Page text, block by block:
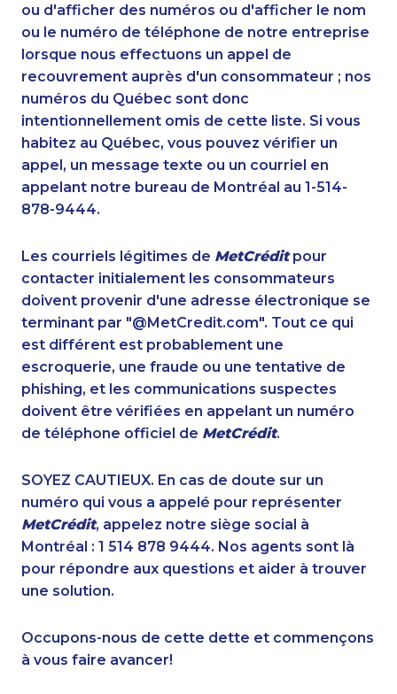
1-604-282-3651
1-877-788-1055
1-416-239-7116
1-778-588-9275
1-778-401-7173
1-418-480-5873
1-416-907-9634
1-587-319-2093
1-778-403-4610
1-587-316-3325
1-416-243-5723
1-647-715-9379
1-587-328-6625
1-289-777-9443
1-780-936-8221
1-579-267-0742
1-437-900-0374
1-647-245-5597
1-587-328-6623
1-403-306-0433
1-587-316-3445
1-902-482-1885
1-514-878-9572
1-778-588-9263
1-438-289-3503
1-902-400-3259
1-855-639-0579
1-778-589-5289
1-587-328-6516
1-778-401-2178
1-778-663-5034
1-780-936-8215
1-438-230-1364
1-647-503-3778
1-587-316-3432
1-778-249-5016
1-437-900-0339
1-289-777-9447
1-438-230-2027
1-647-499-8123
1-647-560-4081
1-587-880-2016
1-877-788-1054
ou d'afficher des numéros ou d'afficher le nom
ou le numéro de téléphone de notre entreprise
lorsque nous effectuons un appel de
recouvrement auprès d'un consommateur ; nos
numéros du Québec sont donc
intentionnellement omis de cette liste. Si vous
habitez au Québec, vous pouvez vérifier un
appel, un message texte ou un courriel en
appelant notre bureau de Montréal au 1-514-
878-9444.
Les courriels légitimes de MetCréditpour
contacter initialement les consommateurs
doivent provenir d'une adresse électronique se
terminant par "@MetCredit.com". Tout ce qui
est différent est probablement une
escroquerie, une fraude ou une tentative de
phishing, et les communications suspectes
doivent être vérifiées en appelant un numéro
de téléphone officiel de MetCrédit.
SOYEZ CAUTIEUX. En cas de doute sur un
numéro qui vous a appelé pour représenter
MetCrédit, appelez notre siège social à
Montréal : 1 514 878 9444. Nos agents sont là
pour répondre aux questions et aider à trouver
une solution.
Occupons-nous de cette dette et commençons
à vous faire avancer!